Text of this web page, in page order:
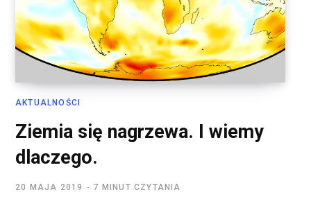
AKTUALNOŚCI
Ziemia się nagrzewa. I wiemy
dlaczego.
20 MAJA 2019 7 MINUT CZYTANIA